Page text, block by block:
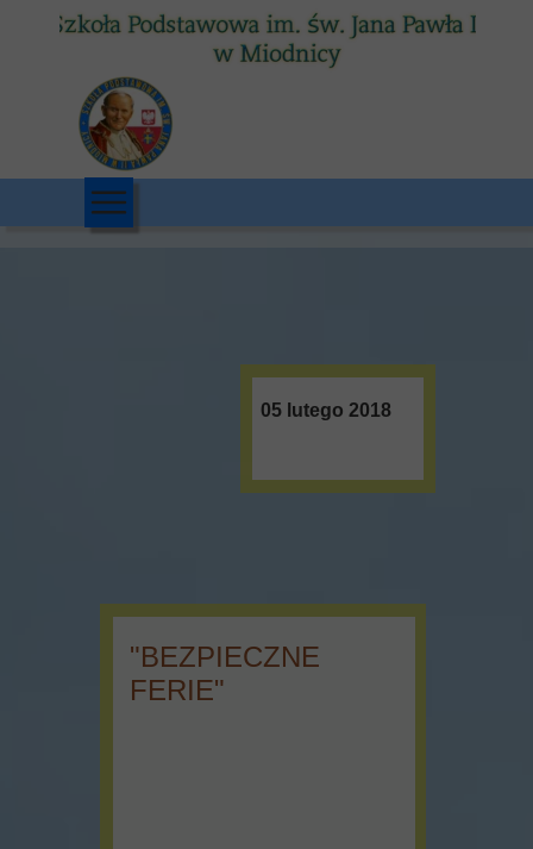
05 lutego 2018
"BEZPIECZNE
FERIE"